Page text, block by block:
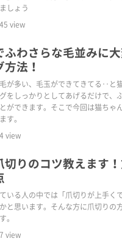
しょう
view
ふわさらな毛並みに
法！
が多い、毛玉ができてきてる‥と
をしっかりとしてあげるだけで、
ができます。そこで今回は猫ちゃ
す。
view
切りのコツ教えます
いる人の中では「爪切りが上手く
と思います。そんな方に爪切りの
。
view